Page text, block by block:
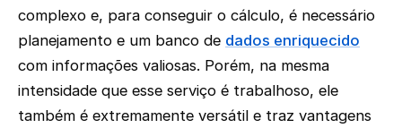
complexo e, para conseguir o cálculo, é necessário
planejamento e um banco de dados enriquecido
com informações valiosas. Porém, na mesma
intensidade que esse serviço é trabalhoso, ele
também é extremamente versátil e traz vantagens